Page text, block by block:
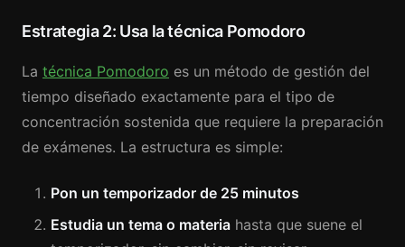
Estrategia 2: Usa la técnica Pomodoro
La técnica Pomodoro es un método de gestión del
tiempo diseñado exactamente para el tipo de
concentración sostenida que requiere la preparación
de exámenes. La estructura es simple:
Pon un temporizador de 25 minutos
Estudia un tema o materia hasta que suene el